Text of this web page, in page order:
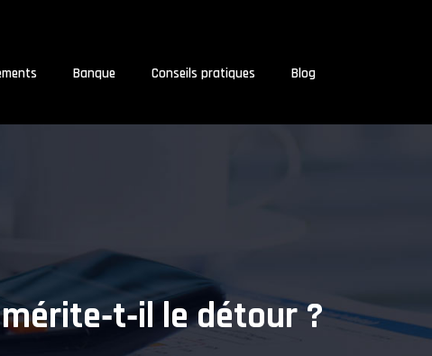
Banque Conseils pratiques Blog
le détour ?